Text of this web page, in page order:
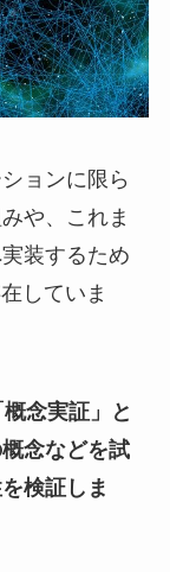
ョンに限ら
や、これま
装するため
していま
念実証」と
念などを試
検証しま